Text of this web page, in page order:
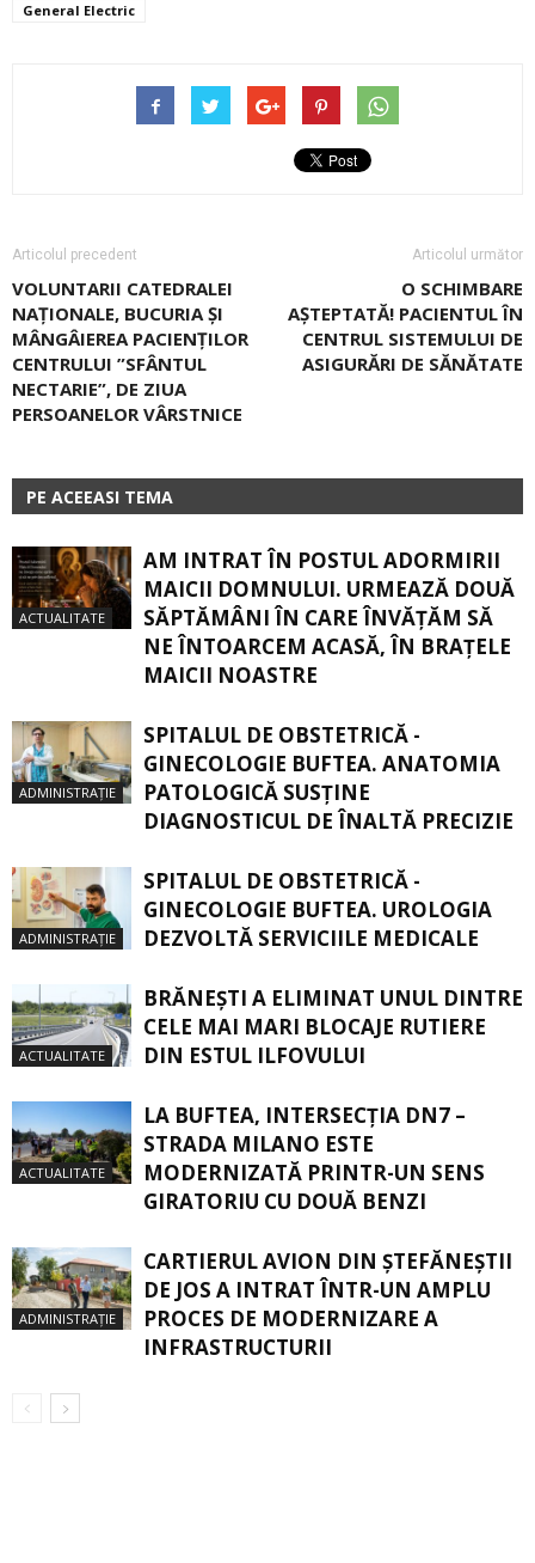
General Electric
Articolul precedent
VOLUNTARII CATEDRALEI
NAȚIONALE, BUCURIA ȘI
MÂNGÂIEREA PACIENȚILOR
CENTRULUI ”SFÂNTUL
NECTARIE”, DE ZIUA
PERSOANELOR VÂRSTNICE
Articolul următor
O SCHIMBARE
AȘTEPTATĂ! PACIENTUL ÎN
CENTRUL SISTEMULUI DE
ASIGURĂRI DE SĂNĂTATE
PE ACEEASI TEMA
ACTUALITATE
AM INTRAT ÎN POSTUL ADORMIRII
MAICII DOMNULUI. URMEAZĂ DOUĂ
SĂPTĂMÂNI ÎN CARE ÎNVĂŢĂM SĂ
NE ÎNTOARCEM ACASĂ, ÎN BRAŢELE
MAICII NOASTRE
ADMINISTRAȚIE
SPITALUL DE OBSTETRICĂ -
GINECOLOGIE BUFTEA. ANATOMIA
PATOLOGICĂ SUSŢINE
DIAGNOSTICUL DE ÎNALTĂ PRECIZIE
ADMINISTRAȚIE
SPITALUL DE OBSTETRICĂ -
GINECOLOGIE BUFTEA. UROLOGIA
DEZVOLTĂ SERVICIILE MEDICALE
ACTUALITATE
BRĂNEȘTI A ELIMINAT UNUL DINTRE
CELE MAI MARI BLOCAJE RUTIERE
DIN ESTUL ILFOVULUI
ACTUALITATE
LA BUFTEA, INTERSECŢIA DN7 –
STRADA MILANO ESTE
MODERNIZATĂ PRINTR-UN SENS
GIRATORIU CU DOUĂ BENZI
ADMINISTRAȚIE
CARTIERUL AVION DIN ŞTEFĂNEŞTII
DE JOS A INTRAT ÎNTR-UN AMPLU
PROCES DE MODERNIZARE A
INFRASTRUCTURII